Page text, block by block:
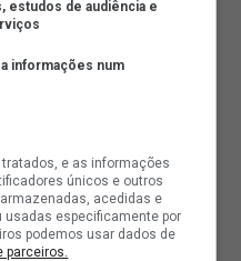
estudos de audiência e
informações num
e as informações
únicos e outros
acedidas e
usadas especificamente por
podemos usar dados de
parceiros.